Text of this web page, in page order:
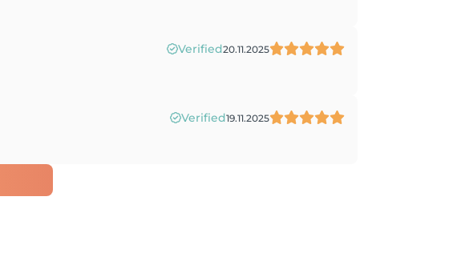
Verified20.11.2025
Verified19.11.2025